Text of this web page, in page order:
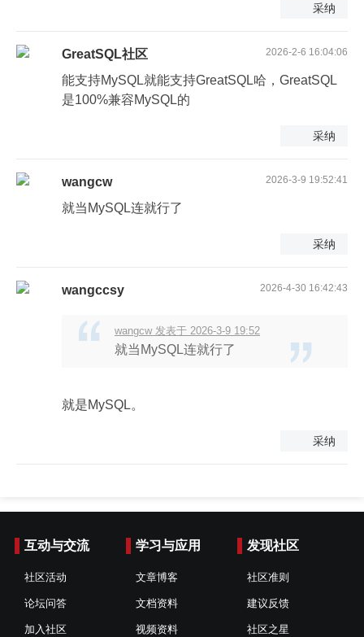
采纳
GreatSQL社区 2026-2-6 16:04:06
能支持MySQL就能支持GreatSQL哈，GreatSQL
是100%兼容MySQL的
采纳
wangcw 2026-3-9 19:52:41
就当MySQL连就行了
采纳
wangccsy 2026-4-30 16:42:43
wangcw 发表于 2026-3-9 19:52
就当MySQL连就行了
就是MySQL。
采纳
互动与交流
社区活动
论坛问答
加入社区
学习与应用
文章博客
文档资料
视频资料
发现社区
社区准则
建议反馈
社区之星